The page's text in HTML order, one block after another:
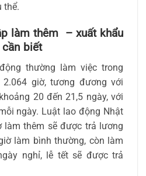
thể.
làm thêm – xuất khẩu
biết
thường làm việc trong
giờ, tương đương với
20 đến 21,5 ngày, với
ngày. Luật lao động Nhật
làm thêm sẽ được trả lương
làm bình thường, còn làm
nghỉ, lễ tết sẽ được trả